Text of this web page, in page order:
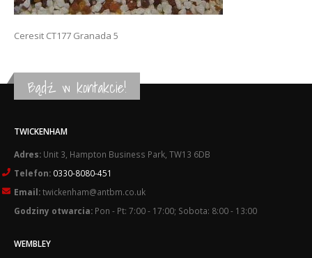
Ceresit CT177 Granada 5
Bądź w kontakcie!
TWICKENHAM
Adres: Unit 3, Hampton Business Park, TW13 6DB
Telefon: 0330-8080-451
Email:twickenham@antbm.co.uk
Godziny otwarcia: Pon - Pt: 7:00 - 17:00; Sobota: 8:00 - 13:00
WEMBLEY